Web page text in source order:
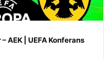
AEK | UEFA Konferans